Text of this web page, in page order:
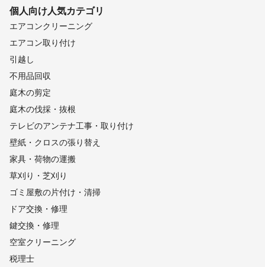
個人向け人気カテゴリ
エアコンクリーニング
エアコン取り付け
引越し
不用品回収
庭木の剪定
庭木の伐採・抜根
テレビのアンテナ工事・取り付け
壁紙・クロスの張り替え
家具・荷物の運搬
草刈り・芝刈り
ゴミ屋敷の片付け・清掃
ドア交換・修理
鍵交換・修理
空室クリーニング
税理士